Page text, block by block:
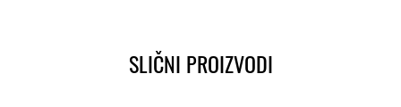
SLIČNI PROIZVODI